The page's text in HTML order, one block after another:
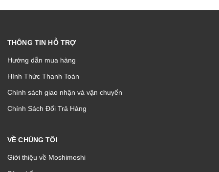
THÔNG TIN HỖ TRỢ
Hướng dẫn mua hàng
Hình Thức Thanh Toán
Chính sách giao nhận và vận chuyển
Chính Sách Đổi Trả Hàng
VỀ CHÚNG TÔI
Giới thiệu về Moshimoshi